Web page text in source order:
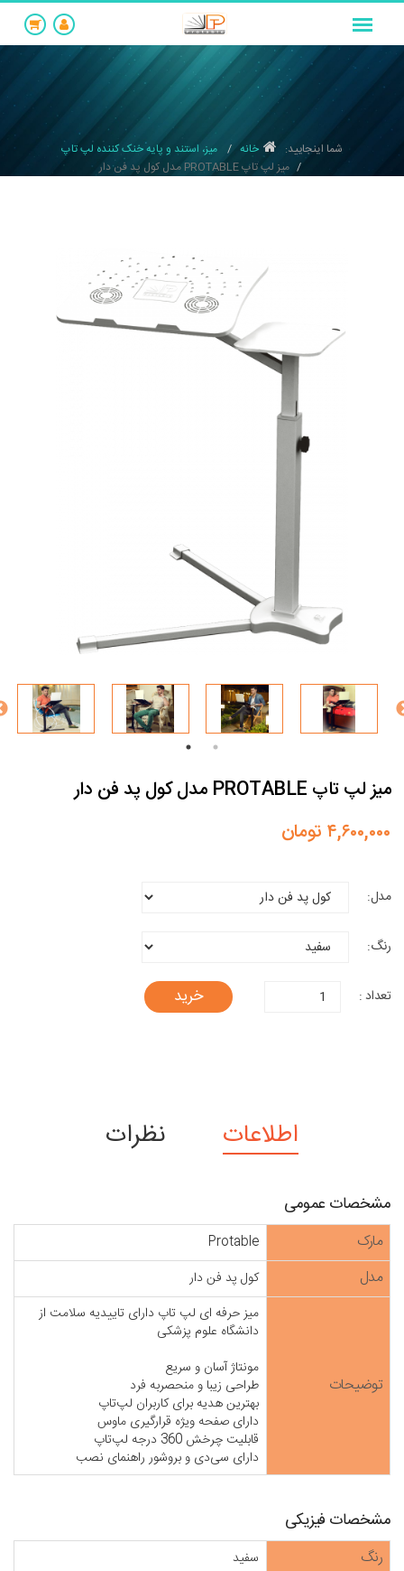
شما اینجایید: خانه
میز، استند و پایه خنک کننده لپ تاپ
میز لپ تاپ PROTABLE مدل کول پد فن دار
میز لپ تاپ PROTABLE مدل کول پد فن دار
۴,۶۰۰,۰۰۰ تومان
مدل:
رنگ:
تعداد : خرید
اطلاعات نظرات
مشخصات عمومی
مارک Protable
مدل کول پد فن دار
توضیحات
میز حرفه ای لپ تاپ دارای تاییدیه سلامت از
دارای سی‌دی و بروشور راهنمای نصب
مشخصات فیزیکی
رنگ سفید